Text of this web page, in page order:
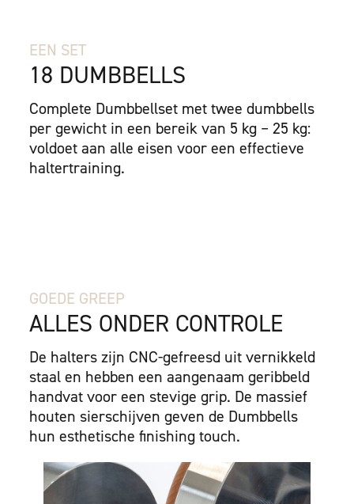
EEN SET
18 DUMBBELLS
Complete Dumbbellset met twee dumbbells
per gewicht in een bereik van 5 kg – 25 kg:
voldoet aan alle eisen voor een effectieve
haltertraining.
GOEDE GREEP
ALLES ONDER CONTROLE
De halters zijn CNC-gefreesd uit vernikkeld
staal en hebben een aangenaam geribbeld
handvat voor een stevige grip. De massief
houten sierschijven geven de Dumbbells
hun esthetische finishing touch.